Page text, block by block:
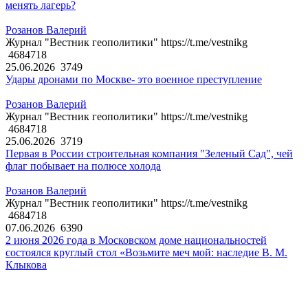
менять лагерь?
Розанов Валерий
Журнал "Вестник геополитики" https://t.me/vestnikg
4684718
25.06.2026 3749
Удары дронами по Москве- это военное преступление
Розанов Валерий
Журнал "Вестник геополитики" https://t.me/vestnikg
4684718
25.06.2026 3719
Первая в России строительная компания "Зеленый Сад", чей
флаг побывает на полюсе холода
Розанов Валерий
Журнал "Вестник геополитики" https://t.me/vestnikg
4684718
07.06.2026 6390
2 июня 2026 года в Московском доме национальностей
состоялся круглый стол «Возьмите меч мой: наследие В. М.
Клыкова